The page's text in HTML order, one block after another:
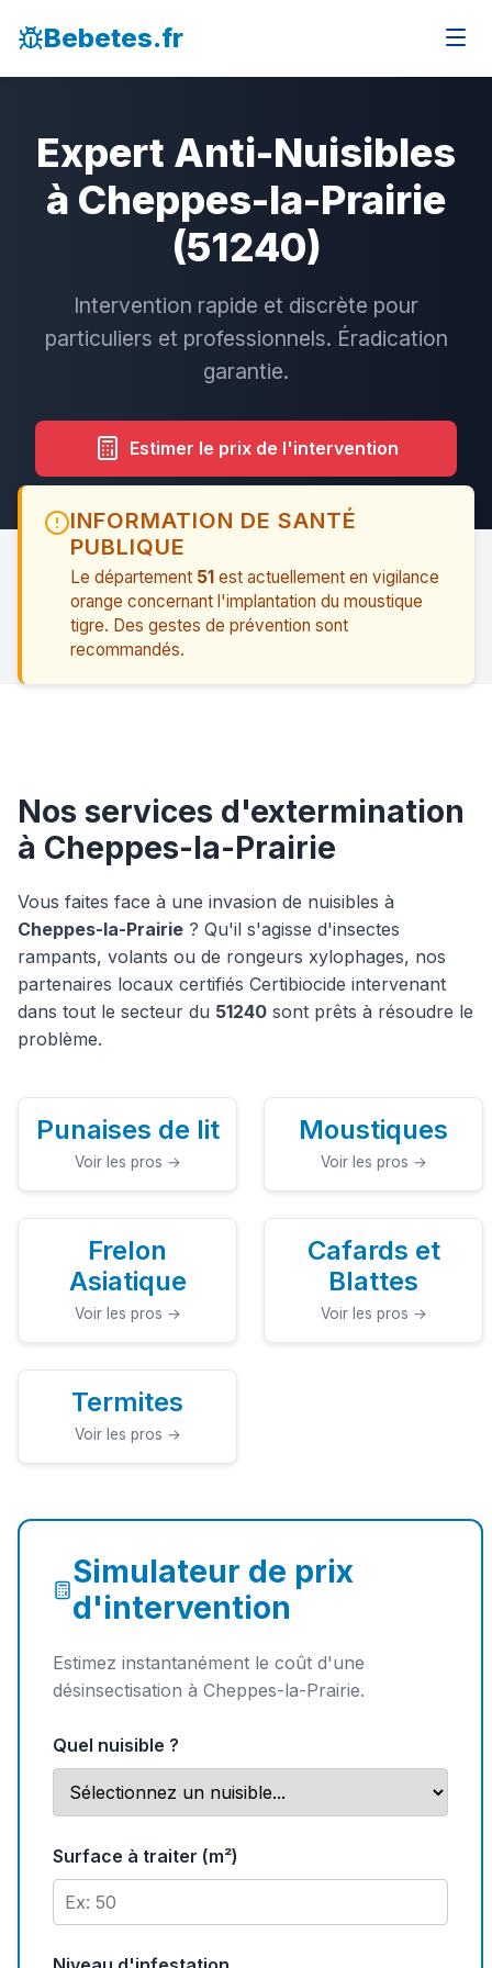
Bebetes.fr
Expert Anti-Nuisibles
à Cheppes-la-Prairie
(51240)
Intervention rapide et discrète pour
particuliers et professionnels. Éradication
garantie.
Estimer le prix de l'intervention
INFORMATION DE SANTÉ
PUBLIQUE
Le département 51 est actuellement en vigilance
orange concernant l'implantation du moustique
tigre. Des gestes de prévention sont
recommandés.
Nos services d'extermination
à Cheppes-la-Prairie
Vous faites face à une invasion de nuisibles à
Cheppes-la-Prairie ? Qu'il s'agisse d'insectes
rampants, volants ou de rongeurs xylophages, nos
partenaires locaux certifiés Certibiocide intervenant
dans tout le secteur du 51240 sont prêts à résoudre le
problème.
Punaises de lit
Voir les pros →
Moustiques
Voir les pros →
Frelon
Asiatique
Voir les pros →
Cafards et
Blattes
Voir les pros →
Termites
Voir les pros →
Simulateur de prix
d'intervention
Estimez instantanément le coût d'une
désinsectisation à Cheppes-la-Prairie.
Quel nuisible ?
Surface à traiter (m²)